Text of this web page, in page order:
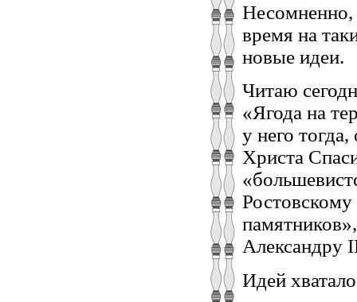
Несомненно,
время на
новые идеи.
Читаю
«Ягода на
у него
Христа
Александру
Идей